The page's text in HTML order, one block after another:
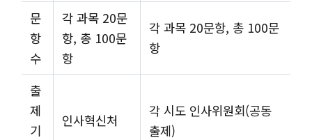
문
항
수
각 과목 20문
항, 총 100문
항
각 과목 20문항, 총 100문
항
출
제
기
인사혁신처
각 시도 인사위원회(공동
출제)